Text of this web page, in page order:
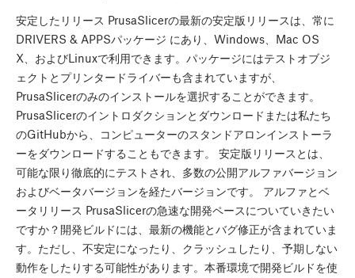
安定したリリース PrusaSlicerの最新の安定版リリースは、常に
DRIVERS & APPSパッケージ にあり、Windows、Mac OS
X、およびLinuxで利用できます。パッケージにはテストオブジ
ェクトとプリンタードライバーも含まれていますが、
PrusaSlicerのみのインストールを選択することができます。
PrusaSlicerのイントロダクションとダウンロードまたは私たち
のGitHubから、コンピューターのスタンドアロンインストーラ
ーをダウンロードすることもできます。 安定版リリースとは、
可能な限り徹底的にテストされ、多数の公開アルファバージョン
およびベータバージョンを経たバージョンです。 アルファとベ
ータリリース PrusaSlicerの急速な開発ペースについていきたい
ですか？開発ビルドには、最新の機能とバグ修正が含まれていま
す。ただし、不安定になったり、クラッシュしたり、予期しない
動作をしたりする可能性があります。本番環境で開発ビルドを使